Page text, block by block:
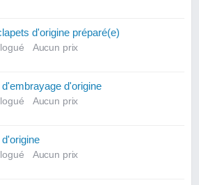
d'origine préparé(e)
Aucun prix
d'origine
Aucun prix
Aucun prix